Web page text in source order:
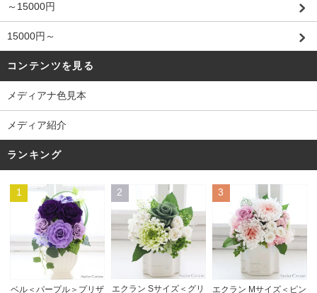
～15000円
15000円～
コンテンツを見る
メディアナ色見本
メディア紹介
ランキング
1
ベル＜パープル＞プリザ
2
エクラン Sサイズ＜グリ
3
エクラン Mサイズ＜ピン